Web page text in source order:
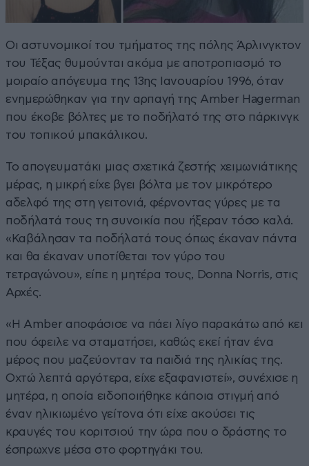
Οι αστυνομικοί του τμήματος της πόλης Άρλινγκτον
του Τέξας θυμούνται ακόμα με αποτροπιασμό το
μοιραίο απόγευμα της 13ης Ιανουαρίου 1996, όταν
ενημερώθηκαν για την αρπαγή της Amber Hagerman
που έκοβε βόλτες με το ποδήλατό της στο πάρκινγκ
του τοπικού μπακάλικου.
Το απογευματάκι μιας σχετικά ζεστής χειμωνιάτικης
μέρας, η μικρή είχε βγει βόλτα με τον μικρότερο
αδελφό της στη γειτονιά, φέρνοντας γύρες με τα
ποδήλατά τους τη συνοικία που ήξεραν τόσο καλά.
«Καβάλησαν τα ποδήλατά τους όπως έκαναν πάντα
και θα έκαναν υποτίθεται τον γύρο του
τετραγώνου», είπε η μητέρα τους, Donna Norris, στις
Αρχές.
«Η Amber αποφάσισε να πάει λίγο παρακάτω από κει
που όφειλε να σταματήσει, καθώς εκεί ήταν ένα
μέρος που μαζεύονταν τα παιδιά της ηλικίας της.
Οχτώ λεπτά αργότερα, είχε εξαφανιστεί», συνέχισε η
μητέρα, η οποία ειδοποιήθηκε κάποια στιγμή από
έναν ηλικιωμένο γείτονα ότι είχε ακούσει τις
κραυγές του κοριτσιού την ώρα που ο δράστης το
έσπρωχνε μέσα στο φορτηγάκι του.